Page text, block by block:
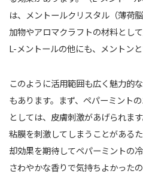
は、メントールクリスタル（薄荷
加物やアロマクラフトの材料とし
L-メントールの他にも、メントン
このように活用範囲も広く魅力的
もあります。まず、ペパーミント
としては、皮膚刺激があげられま
粘膜を刺激してしまうことがある
却効果を期待してペパーミントの
さわやかな香りで気持ちよかった